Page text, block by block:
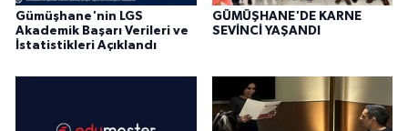
Gümüşhane'nin LGS
Akademik Başarı Verileri ve
İstatistikleri Açıklandı
GÜMÜŞHANE'DE KARNE
SEVİNCİ YAŞANDI